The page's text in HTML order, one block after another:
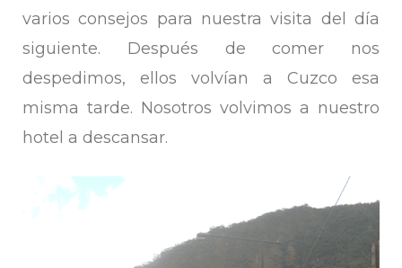
varios consejos para nuestra visita del día
siguiente. Después de comer nos
despedimos, ellos volvían a Cuzco esa
misma tarde. Nosotros volvimos a nuestro
hotel a descansar.